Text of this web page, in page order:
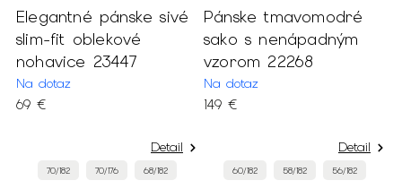
Elegantné pánske sivé
slim-fit oblekové
nohavice 23447
Na dotaz
69 €
Detail
70/182 70/176 68/182
Pánske tmavomodré
sako s nenápadným
vzorom 22268
Na dotaz
149 €
Detail
60/182 58/182 56/182